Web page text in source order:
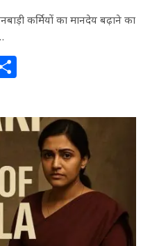
कर्मियों का मानदेय बढ़ाने का
ar
e